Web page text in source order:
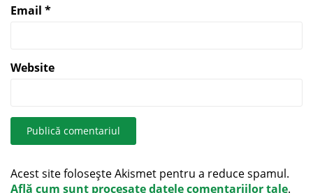
Email *
Website
Acest site folosește Akismet pentru a reduce spamul.
Află cum sunt procesate datele comentariilor tale.